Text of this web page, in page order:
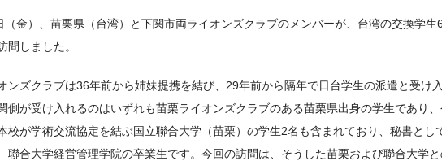
（金）、苗栗県（台湾）と下関市両ライオンズクラブのメンバーが、台湾の交換学生
問しました。
ンズクラブは36年前から姉妹提携を結び、29年前から隔年で日台学生の派遣と受け
側が受け入れるのはいずれも苗栗ライオンズクラブのある苗栗県出身の学生であり
校が学術交流協定を結ぶ国立聯合大学（苗栗）の学生2名も含まれており、秘書とし
聯合大学経営管理学院の卒業生です。今回の訪問は、そうした苗栗および聯合大学